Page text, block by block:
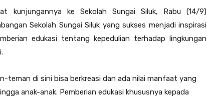
kunjungannya ke Sekolah Sungai Siluk, Rabu (14/9)
Sekolah Sungai Siluk yang sukses menjadi inspirasi
edukasi tentang kepedulian terhadap lingkungan
teman di sini bisa berkreasi dan ada nilai manfaat yang
anak-anak. Pemberian edukasi khususnya kepada